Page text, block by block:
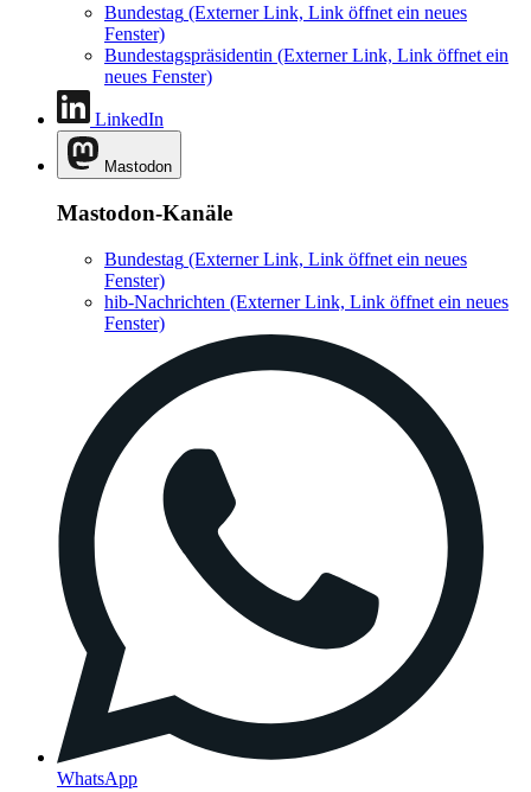
Bundestag (Externer Link, Link öffnet ein neues
Fenster)
Bundestagspräsidentin (Externer Link, Link öffnet ein
neues Fenster)
LinkedIn
Mastodon
Mastodon-Kanäle
Bundestag (Externer Link, Link öffnet ein neues
Fenster)
hib-Nachrichten (Externer Link, Link öffnet ein neues
Fenster)
WhatsApp